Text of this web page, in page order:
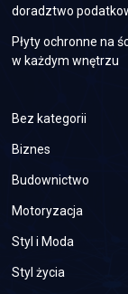
doradztwo
Płyty ochronne na
w każdym wnętrzu
Bez kategorii
Biznes
Budownictwo
Motoryzacja
Styl i Moda
Styl życia